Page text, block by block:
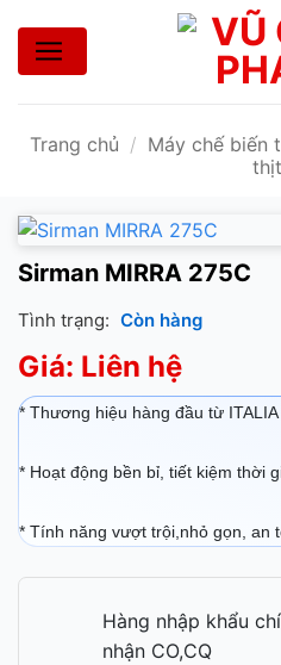
nội
Trang chủ / Máy chế biến
thịt
Sirman MIRRA 275C
Tình trạng: Còn hàng
Giá: Liên hệ
* Thương hiệu hàng đầu từ ITALIA
* Hoạt động bền bỉ, tiết kiệm thời
* Tính năng vượt trội,nhỏ gọn, an
Hàng nhập khẩu
nhận CO,CQ